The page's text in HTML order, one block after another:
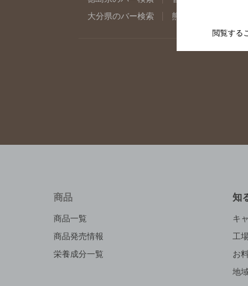
大分県のバー検索
熊本県のバー検索
商品
商品一覧
商品発売情報
栄養成分一覧
知
キ
工
お
地
閲覧する